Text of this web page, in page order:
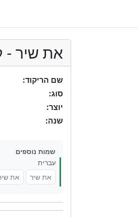
את שיר -
שם הריקוד:
סוג:
יוצר:
שנה:
שמות נוספים
עברית
את שיר
את